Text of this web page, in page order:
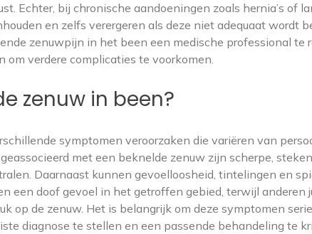
Echter, bij chronische aandoeningen zoals hernia’s of
en zelfs verergeren als deze niet adequaat wordt
zenuwpijn in het been een medische professional te
om verdere complicaties te voorkomen.
zenuw in been?
symptomen veroorzaken die variëren van
met een beknelde zenuw zijn scherpe,
Daarnaast kunnen gevoelloosheid, tintelingen en
een doof gevoel in het getroffen gebied, terwijl anderen
op de zenuw. Het is belangrijk om deze symptomen
diagnose te stellen en een passende behandeling te